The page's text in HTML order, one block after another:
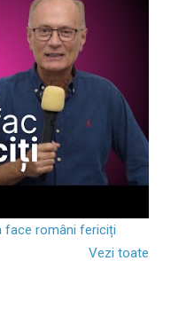
face români fericiți
Vezi toate